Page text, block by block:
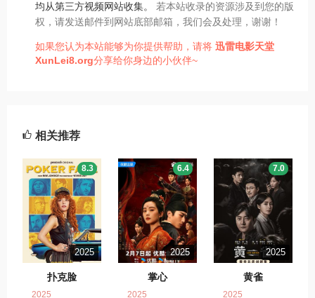
均从第三方视频网站收集。 若本站收录的资源涉及到您的版
权，请发送邮件到网站底部邮箱，我们会及处理，谢谢！
如果您认为本站能够为你提供帮助，请将 迅雷电影天堂
XunLei8.org分享给你身边的小伙伴~
相关推荐
2025
扑克脸
8.3
2025
2025
掌心
6.4
2025
2025
黄雀
7.0
2025